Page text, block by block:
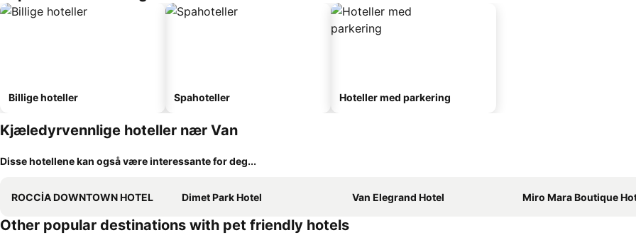
Billige hoteller Spahoteller Hoteller med parkering
Kjæledyrvennlige hoteller nær Van
Disse hotellene kan også være interessante for deg...
ROCCİA DOWNTOWN HOTEL Dimet Park Hotel Van Elegrand Hotel Miro Mara Boutique Hotel &
Other popular destinations with pet friendly hotels